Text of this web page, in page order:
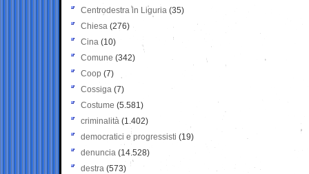
Centrodestra in Liguria (35)
Chiesa (276)
Cina (10)
Comune (342)
Coop (7)
Cossiga (7)
Costume (5.581)
criminalità (1.402)
democratici e progressisti (19)
denuncia (14.528)
destra (573)